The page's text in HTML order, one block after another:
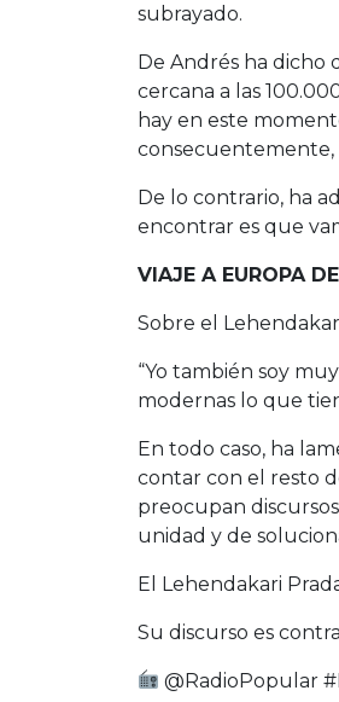
subrayado.
De Andrés ha dicho
cercana a las
hay en este
consecuentemente,
De lo contrario, ha
encontrar es que
VIAJE A EUROPA
Sobre el
“Yo también soy
modernas lo que
En todo caso, ha
contar con el resto
preocupan
unidad y de
El Lehendakari
Su discurso es
@RadioPopular